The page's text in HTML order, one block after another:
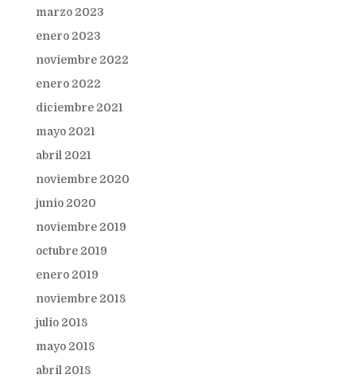
marzo 2023
enero 2023
noviembre 2022
enero 2022
diciembre 2021
mayo 2021
abril 2021
noviembre 2020
junio 2020
noviembre 2019
octubre 2019
enero 2019
noviembre 2018
julio 2018
mayo 2018
abril 2018